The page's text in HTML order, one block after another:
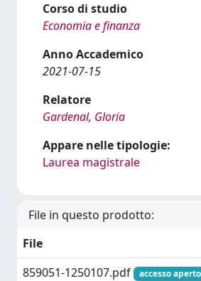
Corso di studio
Economia e finanza
Anno Accademico
2021-07-15
Relatore
Gardenal, Gloria
Appare nelle tipologie:
Laurea magistrale
File in questo prodotto:
File
859051-1250107.pdf
accesso aperto